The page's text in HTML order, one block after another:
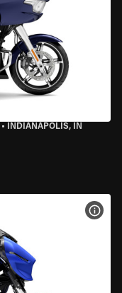
• INDIANAPOLIS, IN